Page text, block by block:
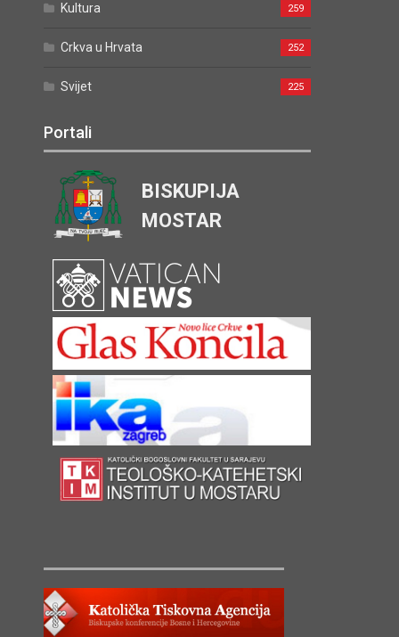
Kultura 259
Crkva u Hrvata 252
Svijet 225
Portali
BISKUPIJA
MOSTAR